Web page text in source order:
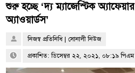
শুরু হচ্ছে ‘দ্য ম্যাজেস্টিক
অ্যাওয়ার্ডস’
নিজস্ব প্রতিনিধি | সোনালী নিউজ
প্রকাশিত: ডিসেম্বর ২২, ২০২১, ০৮:১৯ পিএম